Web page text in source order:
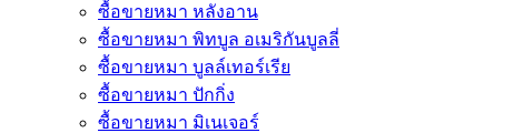
ซื้อขายหมา หลังอาน
ซื้อขายหมา พิทบูล อเมริกันบูลลี่
ซื้อขายหมา บูลล์เทอร์เรีย
ซื้อขายหมา ปักกิ่ง
ซื้อขายหมา มิเนเจอร์